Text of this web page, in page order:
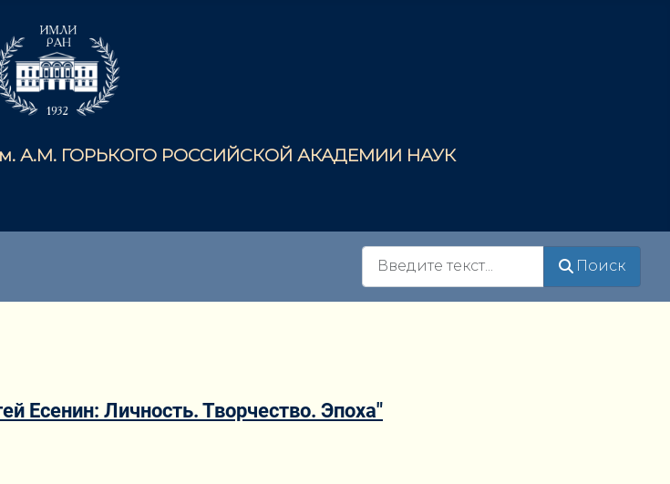
А.М. ГОРЬКОГО РОССИЙСКОЙ АКАДЕМИИ НАУК
Поиск
Есенин: Личность. Творчество. Эпоха"